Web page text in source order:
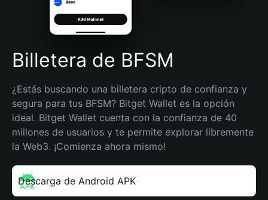
Português (Brasil)
Español (Argentina)
Billetera de BFSM
¿Estás buscando una billetera cripto de confianza y
segura para tus BFSM? Bitget Wallet es la opción
ideal. Bitget Wallet cuenta con la confianza de 40
millones de usuarios y te permite explorar libremente
la Web3. ¡Comienza ahora mismo!
Descarga de Android APK